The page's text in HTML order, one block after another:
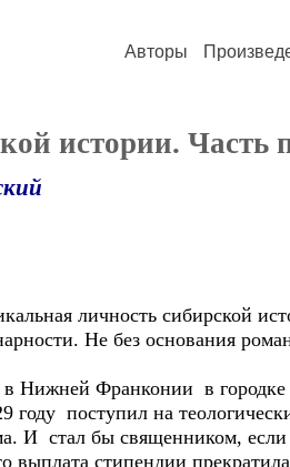
Авторы
истории. Часть
личность сибирской
Не без основания
Нижней Франконии в
поступил на
И стал бы священником,
выплата стипендии